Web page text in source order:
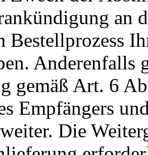
an
Bestellprozess
Anderenfalls
gemäß Art. 6
Empfängers
Die